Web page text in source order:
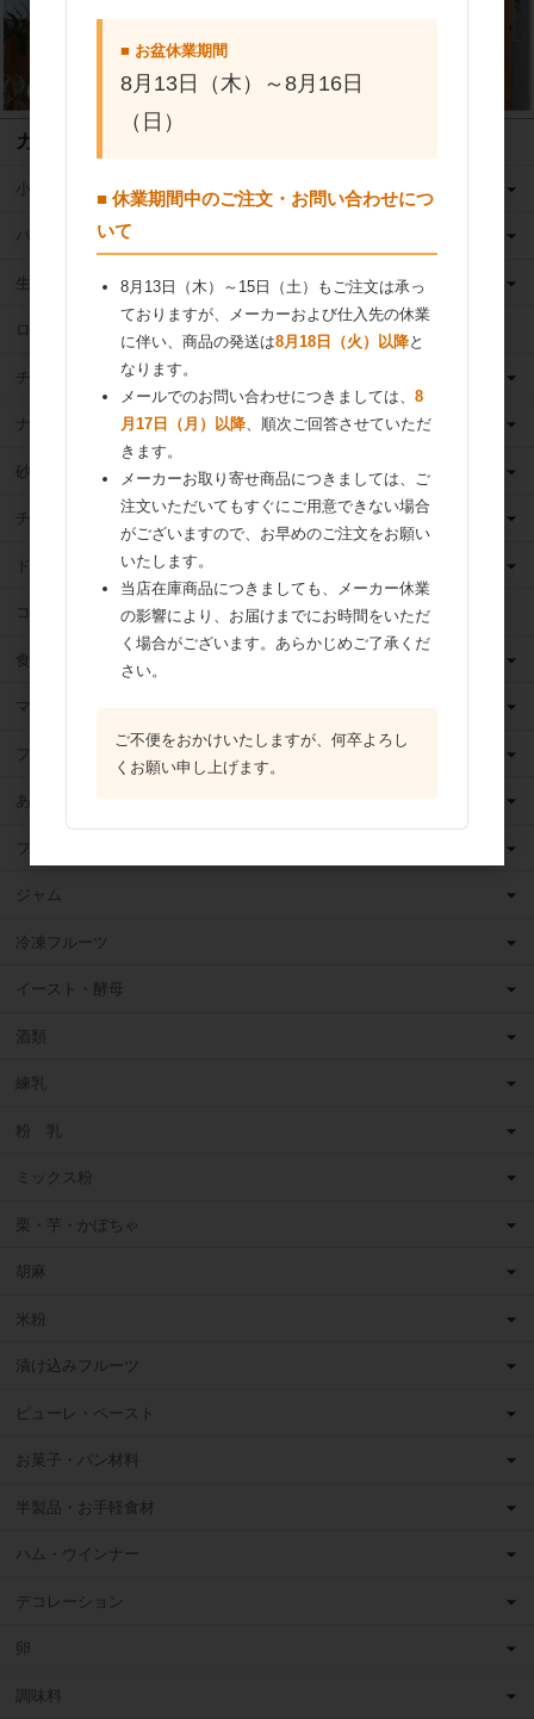
カテゴリ
小麦粉
バター
生クリーム
ロングライフ牛乳
チーズ
ナッツ
砂糖
チョコレート
ドライフルーツ
ココア
食用油
マーガリン
フィリング
あんこ
フルーツ（果物）缶詰
ジャム
冷凍フルーツ
イースト・酵母
酒類
練乳
粉 乳
ミックス粉
栗・芋・かぼちゃ
胡麻
米粉
漬け込みフルーツ
ピューレ・ペースト
お菓子・パン材料
半製品・お手軽食材
ハム・ウインナー
デコレーション
卵
調味料
■ お盆休業期間
8月13日（木）～8月16日
（日）
■ 休業期間中のご注文・お問い合わせにつ
いて
8月13日（木）～15日（土）もご注文は承っ
ておりますが、メーカーおよび仕入先の休業
に伴い、商品の発送は8月18日（火）以降と
なります。
メールでのお問い合わせにつきましては、 8
月17日（月）以降、順次ご回答させていただ
きます。
メーカーお取り寄せ商品につきましては、ご
注文いただいてもすぐにご用意できない場合
がございますので、お早めのご注文をお願い
いたします。
当店在庫商品につきましても、メーカー休業
の影響により、お届けまでにお時間をいただ
く場合がございます。あらかじめご了承くだ
さい。
ご不便をおかけいたしますが、何卒よろし
くお願い申し上げます。